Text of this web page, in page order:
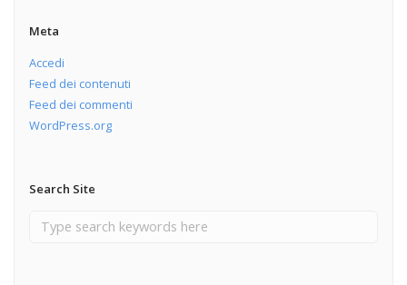
Meta
Accedi
Feed dei contenuti
Feed dei commenti
WordPress.org
Search Site